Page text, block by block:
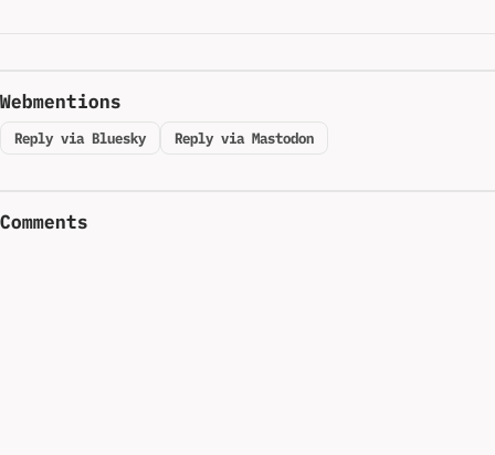
Webmentions
Reply via Bluesky Reply via Mastodon
Comments